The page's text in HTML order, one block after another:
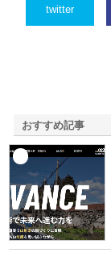
twitter
おすすめ記事